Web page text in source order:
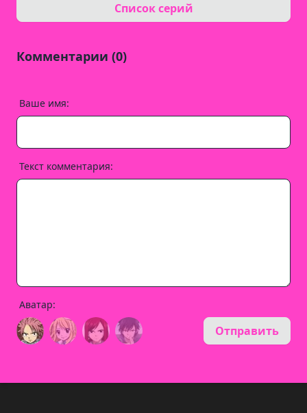
Список серий
Комментарии (0)
Ваше имя:
Текст комментария:
Аватар:
Отправить